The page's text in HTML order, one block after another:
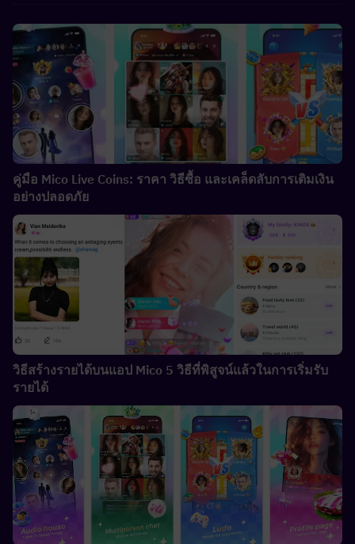
คู่มือ Mico Live Coins: ราคา วิธีซื้อ และเคล็ดลับการเติมเงิน
อย่างปลอดภัย
วิธีสร้างรายได้บนแอป Mico 5 วิธีที่พิสูจน์แล้วในการเริ่มรับ
รายได้